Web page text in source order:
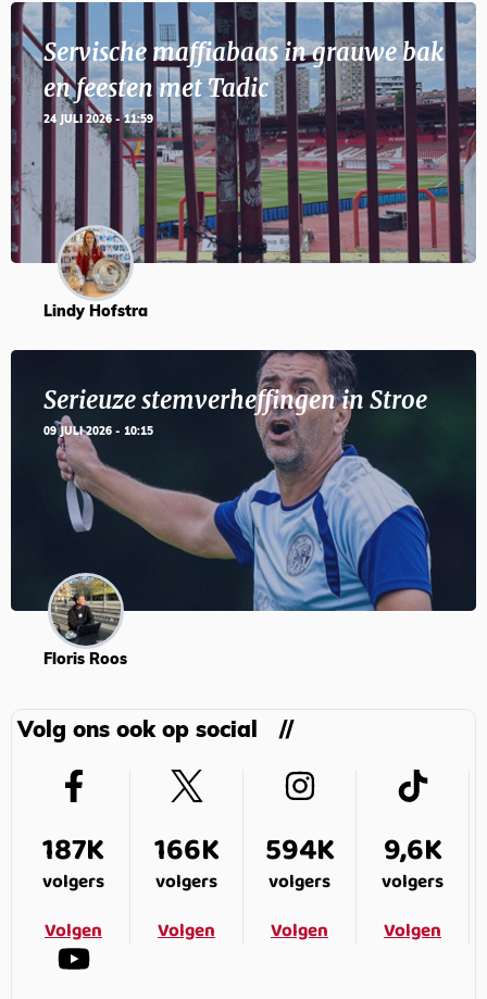
Servische maffiabaas in grauwe bak
en feesten met Tadic
24 JULI 2026 - 11:59
Lindy Hofstra
Serieuze stemverheffingen in Stroe
09 JULI 2026 - 10:15
Floris Roos
Volg ons ook op social
187K
volgers
Volgen
166K
volgers
Volgen
594K
volgers
Volgen
9,6K
volgers
Volgen